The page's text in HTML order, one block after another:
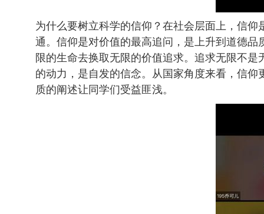
为什么要树立科学的信仰？在社会层面上，信
通。信仰是对价值的最高追问，是上升到道德
限的生命去换取无限的价值追求。追求无限不
的动力，是自发的信念。从国家角度来看，信
质的阐述让同学们受益匪浅。